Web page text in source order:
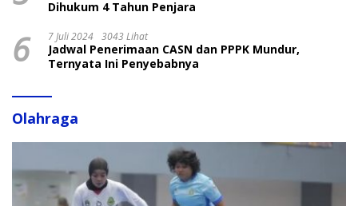
Dihukum 4 Tahun Penjara
6 7 Juli 2024 3043 Lihat
Jadwal Penerimaan CASN dan PPPK Mundur,
Ternyata Ini Penyebabnya
Olahraga